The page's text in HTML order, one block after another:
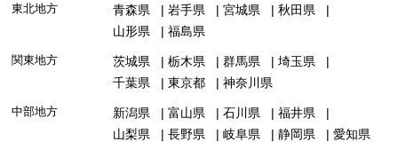
東北地方 青森県 岩手県 宮城県
秋田県
山形県
福島県
関東地方 茨城県 栃木県 群馬県
埼玉県
千葉県
東京都 神奈川県
中部地方 新潟県 富山県 石川県
福井県
山梨県
長野県 岐阜県 静岡県 愛知県